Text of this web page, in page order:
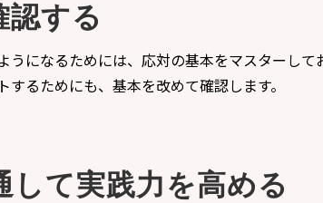
認する
になるためには、応対の基本をマスターし
るためにも、基本を改めて確認します。
して実践力を高める